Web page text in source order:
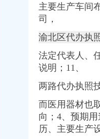
山洛杉矶?双城【多
限公司松树桥分部-职友
应商标变更人名义变更重
、南方院制造商
名单”落地
访举报件及地方查处况
修|一起网装修
主要生产车间
司，
渝北区代办执
法定代表人、
说明；11、
两路代办执照
而医用器材也
向；4、预期
历、主要生产